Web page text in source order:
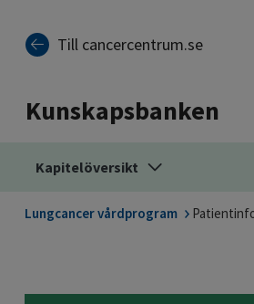
Till cancercentrum.se
Kunskapsbanken
Kapitelöversikt
Lungcancer vårdprogram